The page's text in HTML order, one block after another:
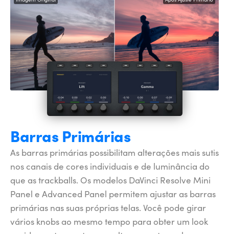
Barras Primárias
As barras primárias possibilitam alterações mais sutis
nos canais de cores individuais e de luminância do
que as trackballs. Os modelos DaVinci Resolve Mini
Panel e Advanced Panel permitem ajustar as barras
primárias nas suas próprias telas. Você pode girar
vários knobs ao mesmo tempo para obter um look